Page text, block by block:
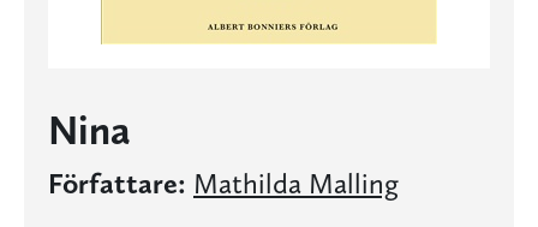
Nina
Författare: Mathilda Malling